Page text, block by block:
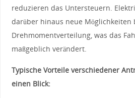
reduzieren das Untersteuern.
darüber⁤ hinaus​ neue Möglichkeiten
Drehmomentverteilung, was das
maßgeblich verändert.
Typische Vorteile verschiedener⁢
einen‍ Blick: